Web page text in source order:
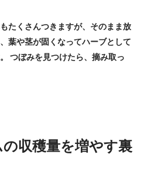
たくさんつきますが、そのまま放
葉や茎が固くなってハーブとして
つぼみを見つけたら、摘み取っ
収穫量を増やす裏